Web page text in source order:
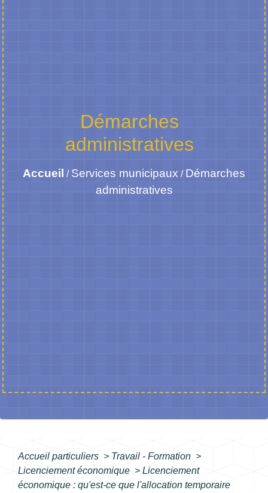
Démarches
administratives
Accueil / Services municipaux / Démarches
administratives
Accueil particuliers > Travail - Formation >
Licenciement économique > Licenciement
économique : qu'est-ce que l'allocation temporaire